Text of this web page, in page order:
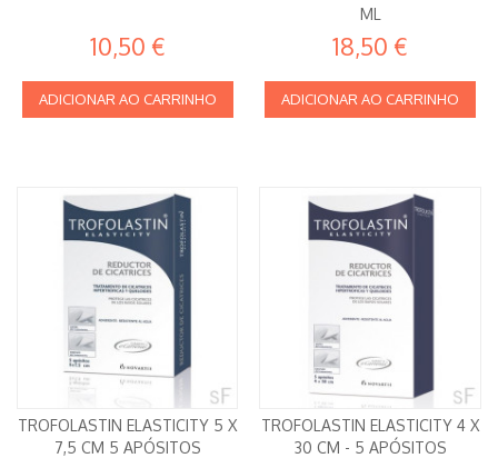
10,50 €
ADICIONAR AO CARRINHO
ML
18,50 €
ADICIONAR AO CARRINHO
TROFOLASTIN ELASTICITY 5 X
7,5 CM 5 APÓSITOS
TROFOLASTIN ELASTICITY 4 X
30 CM - 5 APÓSITOS